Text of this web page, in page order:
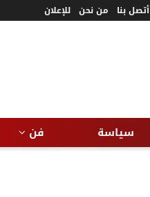
أتصل بنا من نحن للإعلان
سياسة فن